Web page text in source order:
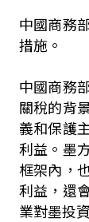
中國商務
措施。
中國商務
關稅的背
義和保護
利益。墨
框架內，
利益，還
業對墨投